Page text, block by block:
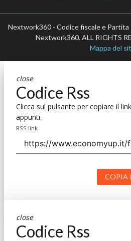
Nextwork360 - Codice fiscale e
Nextwork360. ALL RIGHTS
Mappa del
close
Codice Rss
Clicca sul pulsante per copiare il
appunti.
RSS link
COPIA
close
Codice Rss